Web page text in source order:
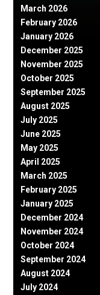
March 2026
February 2026
January 2026
December 2025
November 2025
October 2025
September 2025
August 2025
July 2025
June 2025
May 2025
April 2025
March 2025
February 2025
January 2025
December 2024
November 2024
October 2024
September 2024
August 2024
July 2024